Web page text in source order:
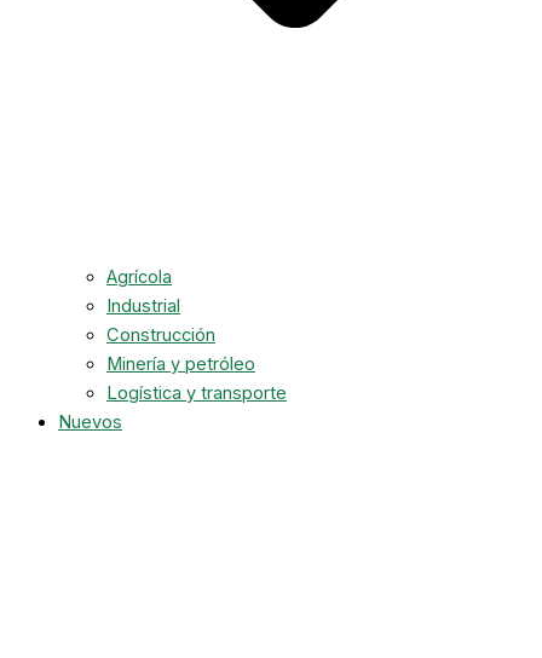
Agrícola
Industrial
Construcción
Minería y petróleo
Logística y transporte
Nuevos